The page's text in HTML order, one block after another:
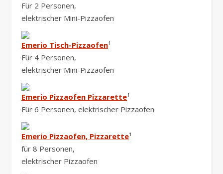
Für 2 Personen,
elektrischer Mini-Pizzaofen
Emerio Tisch-Pizzaofen¹
Für 4 Personen,
elektrischer Mini-Pizzaofen
Emerio Pizzaofen Pizzarette¹
Für 6 Personen, elektrischer Pizzaofen
Emerio Pizzaofen, Pizzarette¹
für 8 Personen,
elektrischer Pizzaofen